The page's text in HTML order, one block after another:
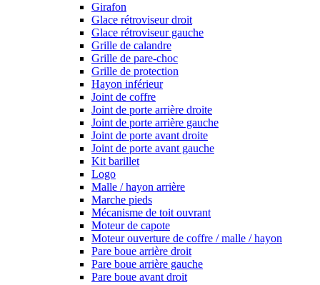
Girafon
Glace rétroviseur droit
Glace rétroviseur gauche
Grille de calandre
Grille de pare-choc
Grille de protection
Hayon inférieur
Joint de coffre
Joint de porte arrière droite
Joint de porte arrière gauche
Joint de porte avant droite
Joint de porte avant gauche
Kit barillet
Logo
Malle / hayon arrière
Marche pieds
Mécanisme de toit ouvrant
Moteur de capote
Moteur ouverture de coffre / malle / hayon
Pare boue arrière droit
Pare boue arrière gauche
Pare boue avant droit